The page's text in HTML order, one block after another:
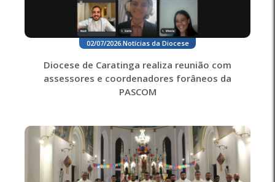
02/07/2026. Notícias da Diocese
Diocese de Caratinga realiza reunião com
assessores e coordenadores forâneos da
PASCOM